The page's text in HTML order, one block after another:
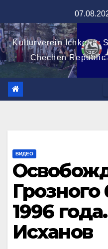
к
содержимому
Kulturverein Ichkeria:
Chechen
ВИДЕО
Грозного
1996
Исханов